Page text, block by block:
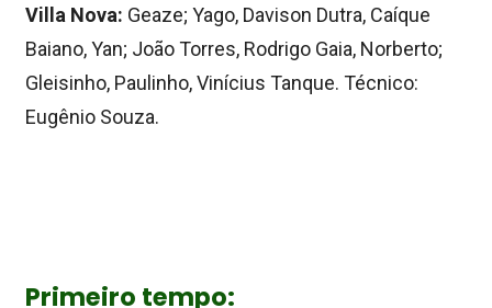
Villa Nova: Geaze; Yago, Davison Dutra, Caíque
Baiano, Yan; João Torres, Rodrigo Gaia, Norberto;
Gleisinho, Paulinho, Vinícius Tanque. Técnico:
Eugênio Souza.
Primeiro tempo: